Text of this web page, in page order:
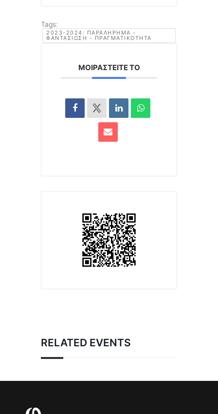
Tags:
2023-2024: ΠΑΡΑΛΉΡΗΜΑ -
ΦΑΝΤΑΣΊΩΣΗ - ΠΡΑΓΜΑΤΙΚΌΤΗΤΑ
ΜΟΙΡΑΣΤΕΊΤΕ ΤΟ
RELATED EVENTS